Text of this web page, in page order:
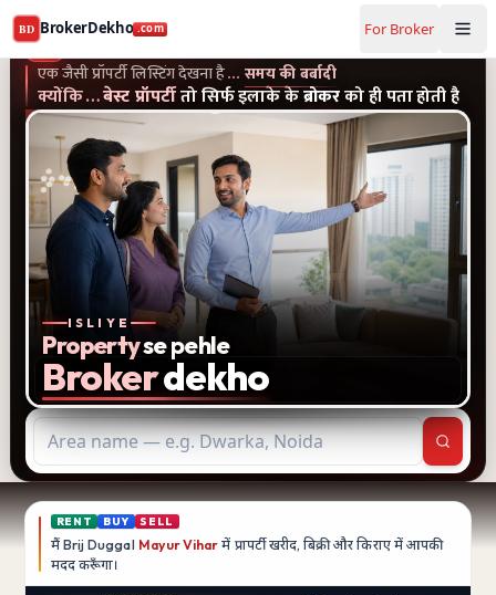
BD BrokerDekho .com For Broker
Buy and rent property in Thane — mobile-verified brokers
BrokerDekho
एक जैसी प्रॉपर्टी लिस्टिंग देखना है… समय की बर्बादी
क्योंकि…बेस्ट प्रॉपर्टीतो सिर्फ इलाके केब्रोकरको ही पता होती है
एक जैसी प्रॉपर्टी लिस्टिंग और पुराने विज्ञापन देखना है...समय की बर्बादी
ISLIYE
Propertyse pehle
Brokerdekho
RENT BUY SELL
मैं Brij Duggal Mayur Vihar में प्रापर्टी खरीद, बिक्री और किराए में आपकी
मददकरूँगा।